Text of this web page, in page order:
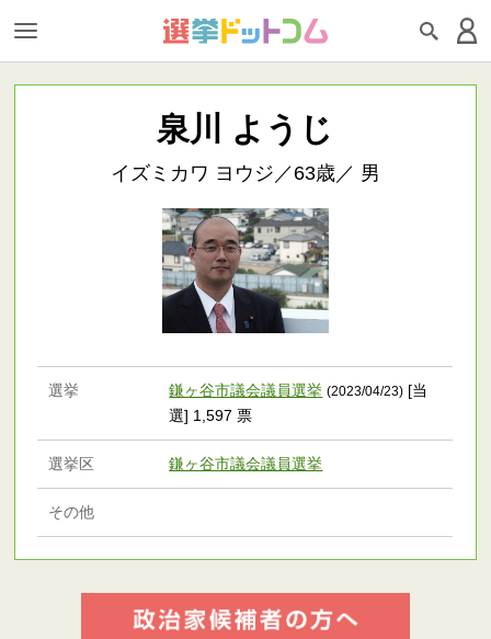
泉川 ようじ
イズミカワ ヨウジ／63歳／ 男
選挙 鎌ヶ谷市議会議員選挙 (2023/04/23) [当
選] 1,597 票
選挙区 鎌ヶ谷市議会議員選挙
その他